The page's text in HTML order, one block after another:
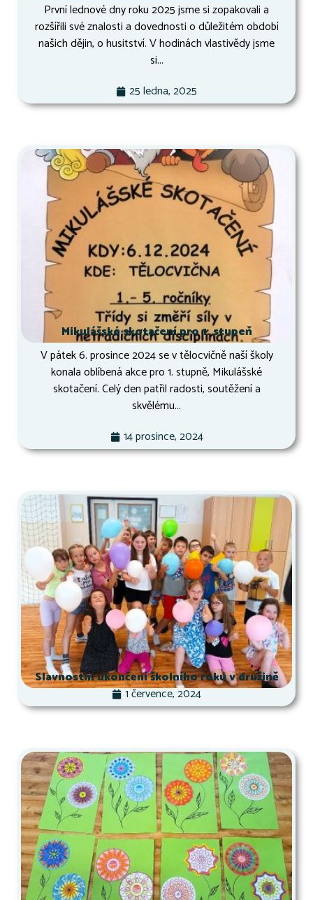
První lednové dny roku 2025 jsme si zopakovali a
rozšířili své znalosti a dovednosti o důležitém období
našich dějin, o husitství. V hodinách vlastivědy jsme
si...
25 ledna, 2025
Mikulášské skotačení pro 1. stupeň
V pátek 6. prosince 2024 se v tělocvičně naší školy
konala oblíbená akce pro 1. stupně, Mikulášské
skotačení. Celý den patřil radosti, soutěžení a
skvělému...
14 prosince, 2024
Slavnostní ukončení školního roku v družině
1 července, 2024